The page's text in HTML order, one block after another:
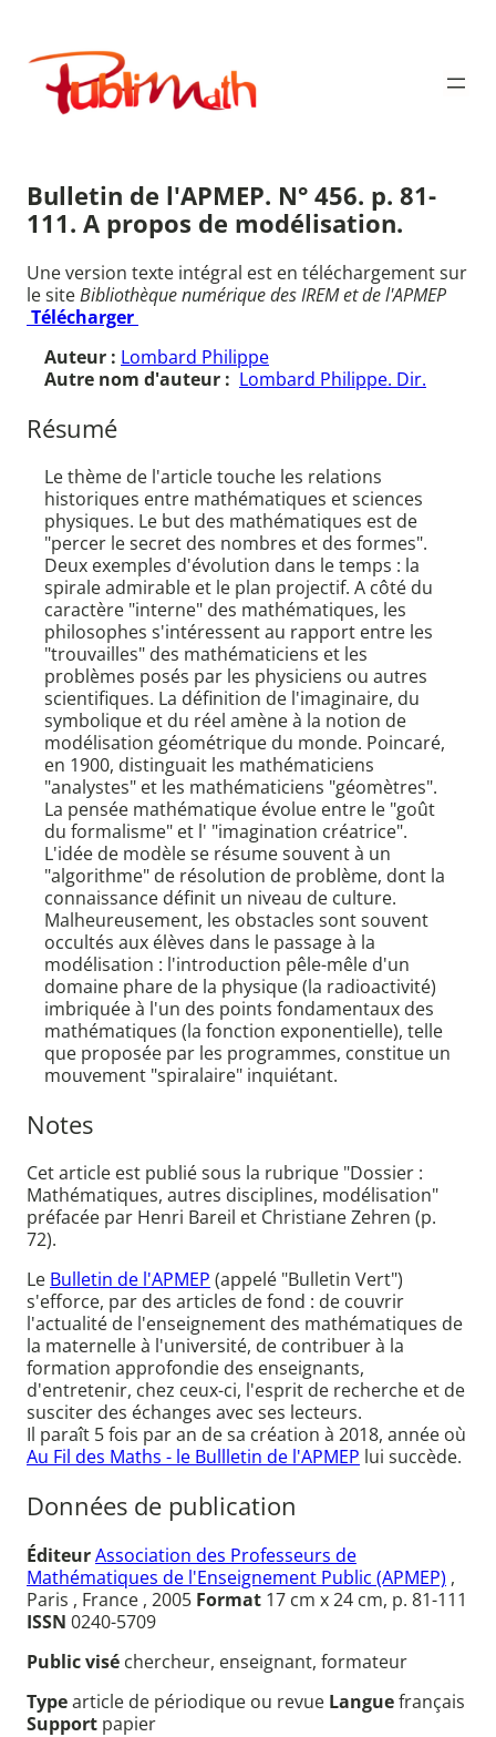
contenu
Publimath
Bulletin de l'APMEP. N° 456. p. 81-
111. A propos de modélisation.
Une version texte intégral est en téléchargement sur
le siteBibliothèque numérique des IREM et de l'APMEP
Télécharger
Auteur : Lombard Philippe
Autre nom d'auteur : Lombard Philippe. Dir.
Résumé
Le thème de l'article touche les relations
historiques entre mathématiques et sciences
physiques. Le but des mathématiques est de
"percer le secret des nombres et des formes".
Deux exemples d'évolution dans le temps : la
spirale admirable et le plan projectif. A côté du
caractère "interne" des mathématiques, les
philosophes s'intéressent au rapport entre les
"trouvailles" des mathématiciens et les
problèmes posés par les physiciens ou autres
scientifiques. La définition de l'imaginaire, du
symbolique et du réel amène à la notion de
modélisation géométrique du monde. Poincaré,
en 1900, distinguait les mathématiciens
"analystes" et les mathématiciens "géomètres".
La pensée mathématique évolue entre le "goût
du formalisme" et l' "imagination créatrice".
L'idée de modèle se résume souvent à un
"algorithme" de résolution de problème, dont la
connaissance définit un niveau de culture.
Malheureusement, les obstacles sont souvent
occultés aux élèves dans le passage à la
modélisation : l'introduction pêle-mêle d'un
domaine phare de la physique (la radioactivité)
imbriquée à l'un des points fondamentaux des
mathématiques (la fonction exponentielle), telle
que proposée par les programmes, constitue un
mouvement "spiralaire" inquiétant.
Notes
Cet article est publié sous la rubrique "Dossier :
Mathématiques, autres disciplines, modélisation"
préfacée par Henri Bareil et Christiane Zehren (p.
72).
Le Bulletin de l'APMEP (appelé "Bulletin Vert")
s'efforce, par des articles de fond : de couvrir
l'actualité de l'enseignement des mathématiques de
la maternelle à l'université, de contribuer à la
formation approfondie des enseignants,
d'entretenir, chez ceux-ci, l'esprit de recherche et de
susciter des échanges avec ses lecteurs.
Il paraît 5 fois par an de sa création à 2018, année où
Au Fil des Maths - le Bullletin de l'APMEP lui succède.
Données de publication
ÉditeurAssociation des Professeurs de
Mathématiques de l'Enseignement Public (APMEP) ,
Paris , France , 2005 Format 17 cm x 24 cm, p. 81-111
ISSN 0240-5709
Public visé chercheur, enseignant, formateur
Typearticle de périodique ou revue Languefrançais
Support papier